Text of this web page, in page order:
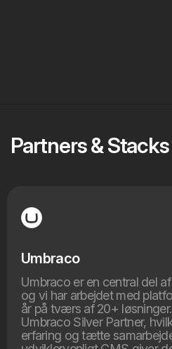
Partners & Stacks
Umbraco
Umbraco er en central del
og vi har arbejdet med
år på tværs af 20+
Umbraco Silver Partner,
erfaring og tætte